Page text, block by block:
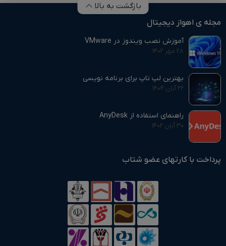
بازگشت به بالا
مجله ی اهواز دیجیتال
آموزش نصب ویندوز در VMware
۲۸ مهر ۱۴۰۲
بهترین لپ تاپ برای برنامه نویسی
۲۲ آبان ۱۴۰۴
راهنمای استفاده از AnyDesk
۳۰ آبان ۱۴۰۲
پرداخت با کارتهای عضو شتاب